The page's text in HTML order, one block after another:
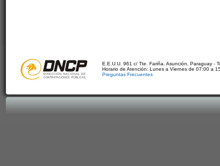
E.E.U.U. 961 c/ Tte. Fariña. Asunción, Paraguay -
Horario de Atención: Lunes a Viernes de 07:00 a
Preguntas Frecuentes